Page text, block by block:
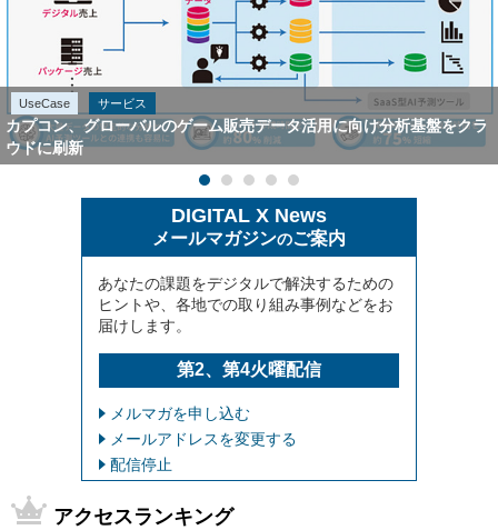
UseCase サービス
カプコン、グローバルのゲーム販売データ活用に向け分析基盤をクラ
ウドに刷新
DIGITAL X News
メールマガジンのご案内
あなたの課題をデジタルで解決するための
ヒントや、各地での取り組み事例などをお
届けします。
第2、第4火曜配信
メルマガを申し込む
メールアドレスを変更する
配信停止
アクセスランキング